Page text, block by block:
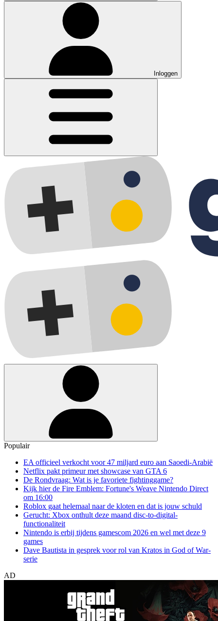
Inloggen
Populair
EA officieel verkocht voor 47 miljard euro aan Saoedi-Arabië
Netflix pakt primeur met showcase van GTA 6
De Rondvraag: Wat is je favoriete fightinggame?
Kijk hier de Fire Emblem: Fortune's Weave Nintendo Direct
om 16:00
Roblox gaat helemaal naar de kloten en dat is jouw schuld
Gerucht: Xbox onthult deze maand disc-to-digital-
functionaliteit
Nintendo is erbij tijdens gamescom 2026 en wel met deze 9
games
Dave Bautista in gesprek voor rol van Kratos in God of War-
serie
AD